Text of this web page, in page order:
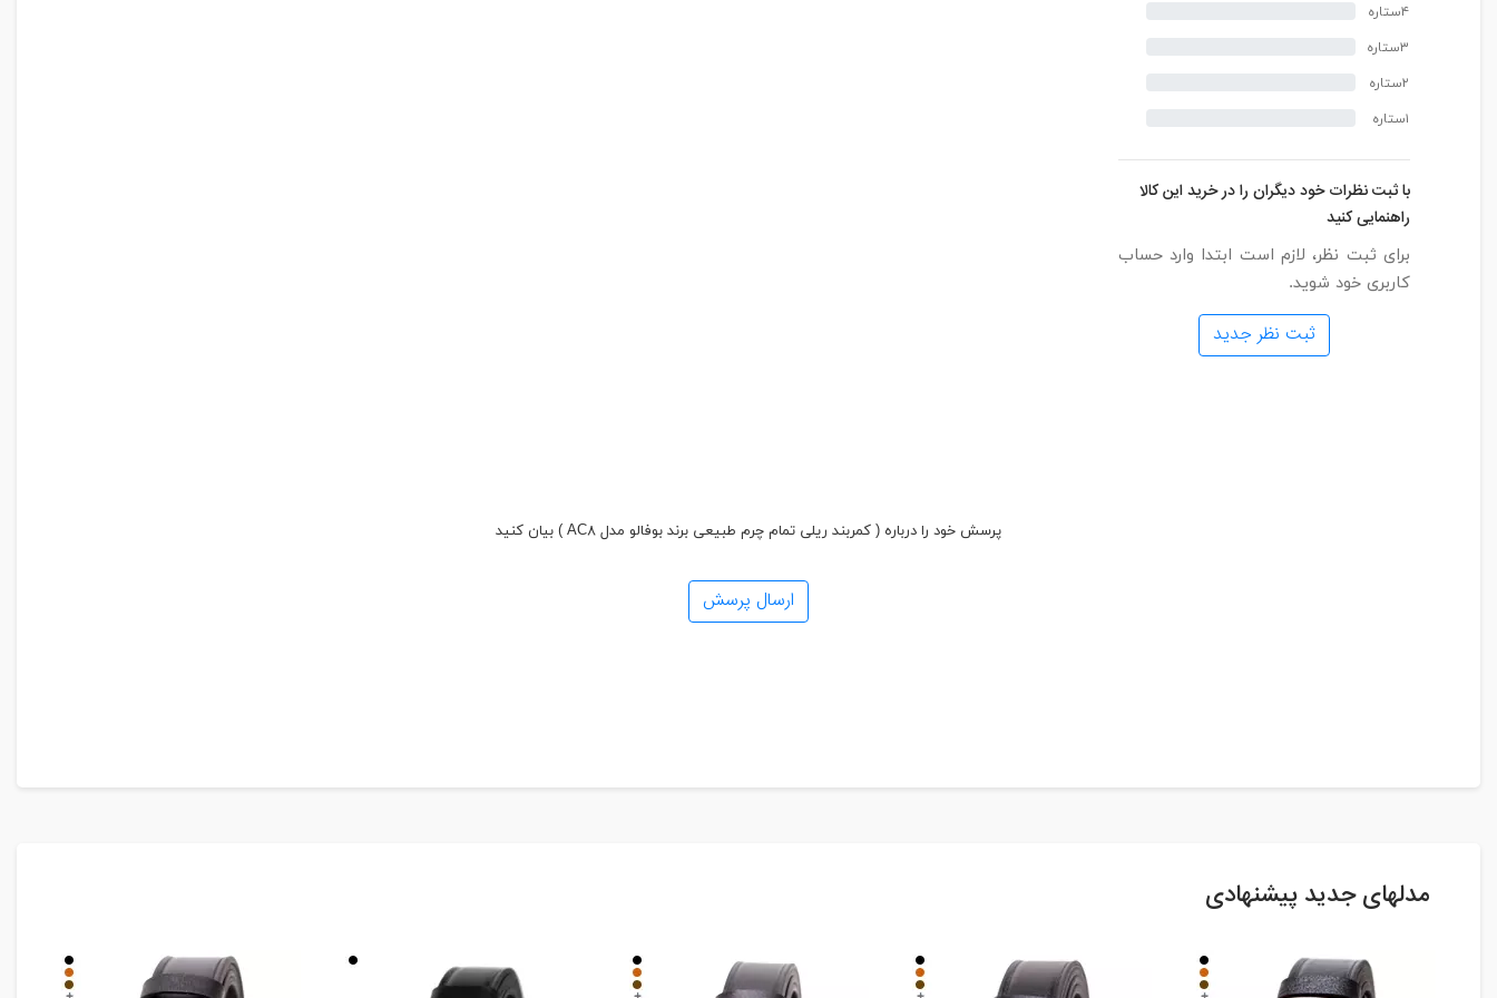
۴ستاره
۳ستاره
۲ستاره
۱ستاره
با ثبت نظرات خود دیگران را در خرید این کالا
راهنمایی کنید
برای ثبت نظر، لازم است ابتدا وارد حساب
کاربری خود شوید.
ثبت نظر جدید
پرسش خود را درباره ( کمربند ریلی تمام چرم طبیعی برند بوفالو مدل AC۸ ) بیان کنید
ارسال پرسش
مدلهای جدید پیشنهادی